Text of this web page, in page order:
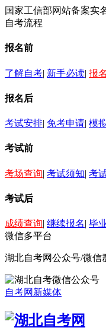
国家工信部网站备案实
自考流程
报名前
了解自考| 新手必读| 报
报名后
考试安排| 免考申请| 模
考试前
考场查询| 考试须知| 考
考试后
成绩查询| 继续报名| 毕
微信多平台
湖北自考网公众号/微信
自考网新媒体